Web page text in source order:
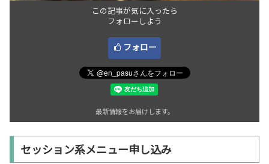
この記事が気に入ったら
フォローしよう
フォロー
最新情報をお届けします。
セッション系メニュー申し込み